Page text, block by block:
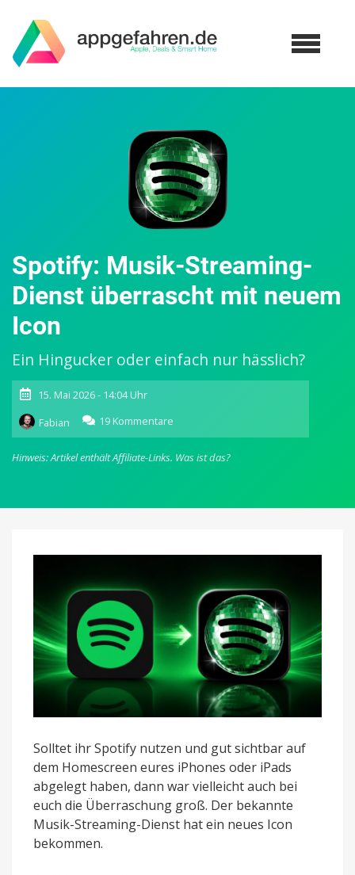
Spotify: Musik-Streaming-
Dienst überrascht mit neuem
Icon
Ein Hingucker oder einfach nur hässlich?
15. Mai 2026 - 14:04 Uhr
Fabian
19 Kommentare
Spotify:
Streaming-
mit
Hinweis: Artikel enthält Affiliate-Links. Was ist das?
Solltet ihr Spotify nutzen und gut sichtbar auf
dem Homescreen eures iPhones oder iPads
abgelegt haben, dann war vielleicht auch bei
euch die Überraschung groß. Der bekannte
Musik-Streaming-Dienst hat ein neues Icon
bekommen.